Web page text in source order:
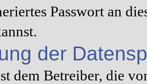
Passwort an
der
dem Betreiber, die